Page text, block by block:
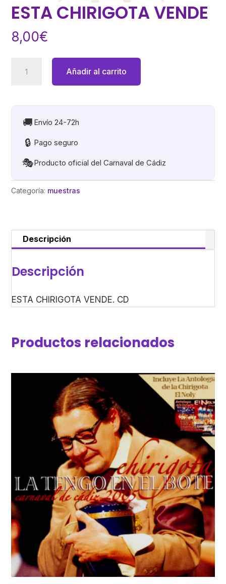
ESTA CHIRIGOTA VENDE
8,00€
CHIRIGOTA
cantidad
Añadir al carrito
🚚 Envío 24-72h
🔒 Pago seguro
🎭Producto oficial del Carnaval de Cádiz
Categoría: muestras
Descripción
Descripción
ESTA CHIRIGOTA VENDE. CD
Productos relacionados